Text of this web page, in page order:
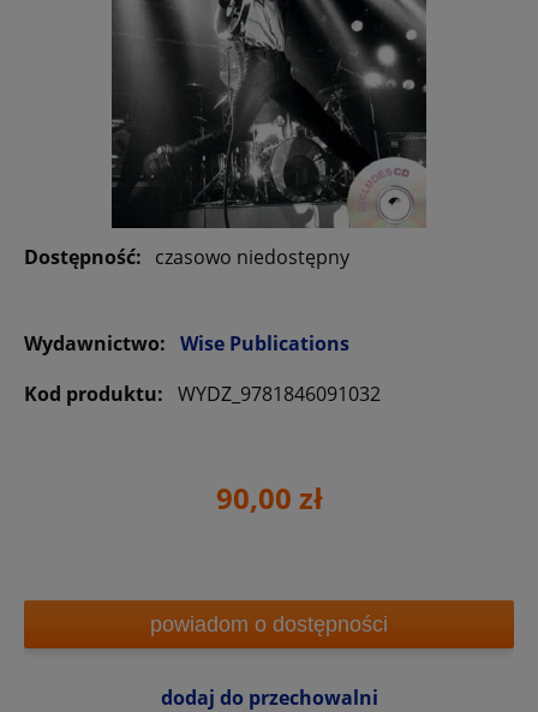
Dostępność: czasowo niedostępny
Wydawnictwo: Wise Publications
Kod produktu: WYDZ_9781846091032
90,00 zł
powiadom o dostępności
dodaj do przechowalni